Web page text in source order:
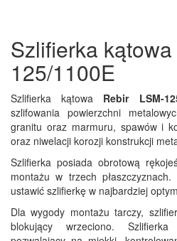
Szlifierka
125/1100E
Szlifierka kątowa Rebir LSM-
szlifowania powierzchni
granitu oraz marmuru, spawów i
oraz niwelacji korozji konstrukcji
Szlifierka posiada obrotową
montażu w trzech
ustawić szlifierkę w najbardziej
Dla wygody montażu tarczy,
blokujący wrzeciono.